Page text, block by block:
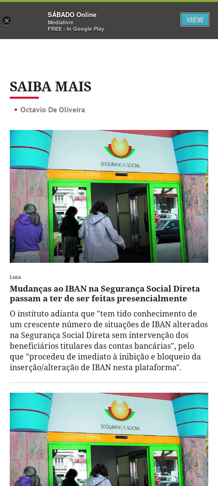
Sábado Assine Iniciar Sessão
SAIBA MAIS
Octavio De Oliveira
Lusa
Mudanças ao IBAN na Segurança Social Direta
passam a ter de ser feitas presencialmente
O instituto adianta que "tem tido conhecimento de
um crescente número de situações de IBAN alterados
na Segurança Social Direta sem intervenção dos
beneficiários titulares das contas bancárias", pelo
que "procedeu de imediato à inibição e bloqueio da
inserção/alteração de IBAN nesta plataforma".
×
SÁBADO Online
Medialivre
FREE - In Google Play
VIEW